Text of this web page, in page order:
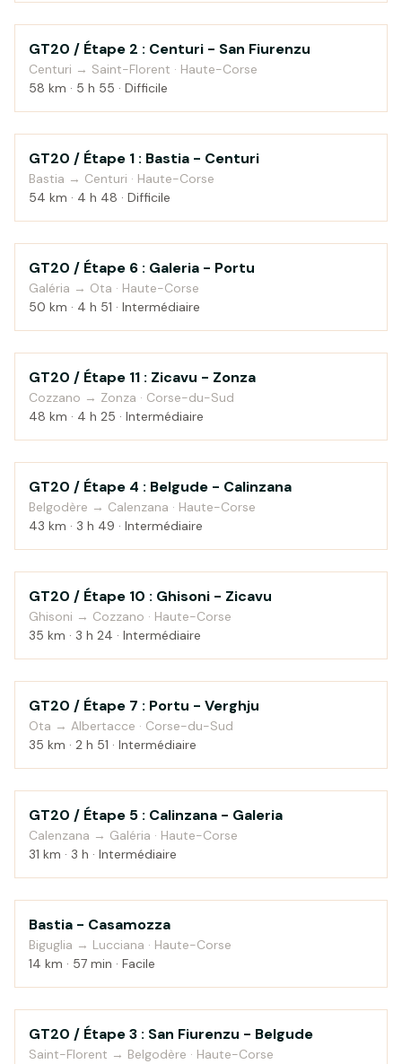
Montagne
GT20 / Étape 2 : Centuri - San Fiurenzu
Centuri → Saint-Florent · Haute-Corse
58 km · 5 h 55 · Difficile
Campagne
GT20 / Étape 1 : Bastia - Centuri
Bastia → Centuri · Haute-Corse
54 km · 4 h 48 · Difficile
Campagne
GT20 / Étape 6 : Galeria - Portu
Galéria → Ota · Haute-Corse
50 km · 4 h 51 · Intermédiaire
Montagne
GT20 / Étape 11 : Zicavu - Zonza
Cozzano → Zonza · Corse-du-Sud
48 km · 4 h 25 · Intermédiaire
Montagne
GT20 / Étape 4 : Belgude - Calinzana
Belgodère → Calenzana · Haute-Corse
43 km · 3 h 49 · Intermédiaire
Montagne
GT20 / Étape 10 : Ghisoni - Zicavu
Ghisoni → Cozzano · Haute-Corse
35 km · 3 h 24 · Intermédiaire
Montagne
GT20 / Étape 7 : Portu - Verghju
Ota → Albertacce · Corse-du-Sud
35 km · 2 h 51 · Intermédiaire
Campagne
GT20 / Étape 5 : Calinzana - Galeria
Calenzana → Galéria · Haute-Corse
31 km · 3 h · Intermédiaire
Campagne
Bastia - Casamozza
Biguglia → Lucciana · Haute-Corse
14 km · 57 min · Facile
Montagne
GT20 / Étape 3 : San Fiurenzu - Belgude
Saint-Florent → Belgodère · Haute-Corse